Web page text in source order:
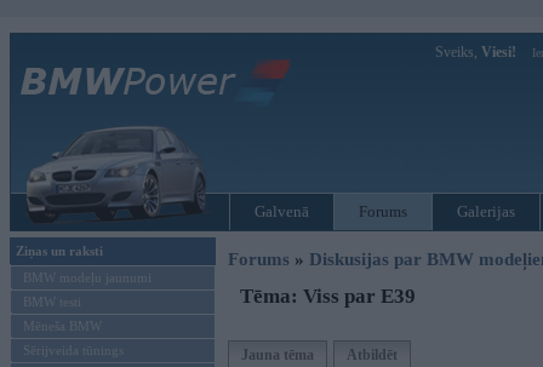
Sveiks, Viesi!
Galvenā Forums Galerijas
Ziņas un raksti
BMW modeļu jaunumi
BMW testi
Mēneša BMW
Sērijveida tūnings
Forums » Diskusijas par BMW
Tēma: Viss par E39
Jauna tēma Atbildēt